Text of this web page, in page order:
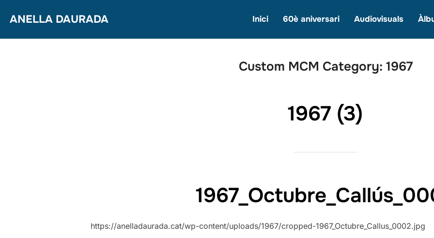
ANELLA DAURADA Inici 60è aniversari Audiovisuals
Custom MCM Category: 1967
1967 (3)
https://anelladaurada.cat/wp-content/uploads/1967/cropped-1967_Octubre_Callus_0002.jpg